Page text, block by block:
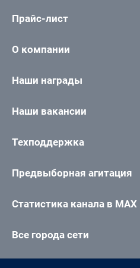
Прайс-лист
О компании
Наши награды
Наши вакансии
Техподдержка
Предвыборная агитация
Статистика канала в MAX
Все города сети